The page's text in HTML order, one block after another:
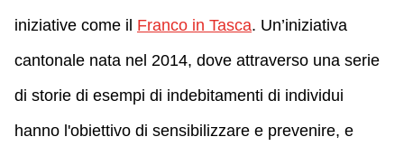
iniziative come il Franco in Tasca. Un’iniziativa
cantonale nata nel 2014, dove attraverso una serie
di storie di esempi di indebitamenti di individui
hanno l'obiettivo di sensibilizzare e prevenire, e